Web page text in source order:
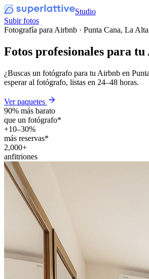
Studio
Subir fotos
Fotografía para Airbnb · Punta Cana, La
Fotos profesionales para tu
¿Buscas un fotógrafo para tu Airbnb en
esperar al fotógrafo, listas en 24–48 horas.
Ver paquetes
90% más barato
que un fotógrafo*
+10–30%
más reservas*
2,000+
anfitriones